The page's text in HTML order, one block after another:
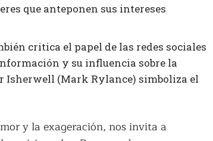
que anteponen sus intereses
critica el papel de las redes sociales
y su influencia sobre la
Isherwell (Mark Rylance) simboliza el
y la exageración, nos invita a